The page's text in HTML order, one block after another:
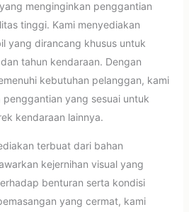
menginginkan penggantian
tinggi. Kami menyediakan
yang dirancang khusus untuk
tahun kendaraan. Dengan
kebutuhan pelanggan, kami
yang sesuai untuk
kendaraan lainnya.
terbuat dari bahan
kejernihan visual yang
benturan serta kondisi
yang cermat, kami